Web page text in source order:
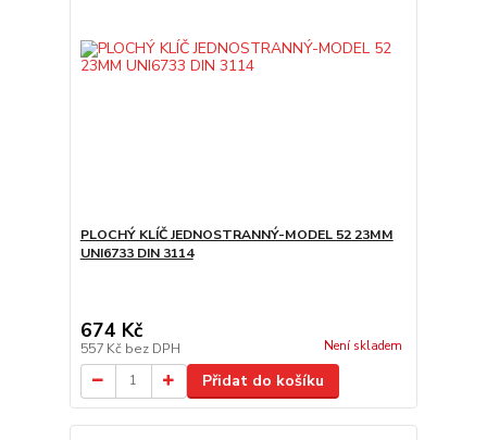
PLOCHÝ KLÍČ JEDNOSTRANNÝ-MODEL 52 23MM
UNI6733 DIN 3114
674 Kč
557 Kč bez DPH Není skladem
Přidat do košíku